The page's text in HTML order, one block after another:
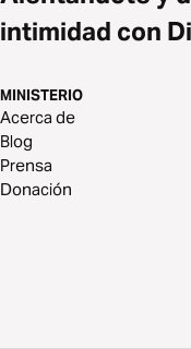
intimidad con
MINISTERIO
Acerca de
Blog
Prensa
Donación